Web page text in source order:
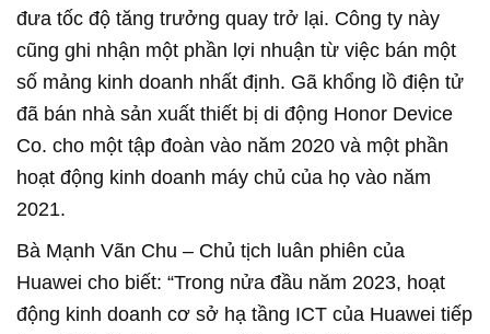
đưa tốc độ tăng trưởng quay trở lại. Công ty này
cũng ghi nhận một phần lợi nhuận từ việc bán một
số mảng kinh doanh nhất định. Gã khổng lồ điện tử
đã bán nhà sản xuất thiết bị di động Honor Device
Co. cho một tập đoàn vào năm 2020 và một phần
hoạt động kinh doanh máy chủ của họ vào năm
2021.
Bà Mạnh Vãn Chu – Chủ tịch luân phiên của
Huawei cho biết: “Trong nửa đầu năm 2023, hoạt
động kinh doanh cơ sở hạ tầng ICT của Huawei tiếp